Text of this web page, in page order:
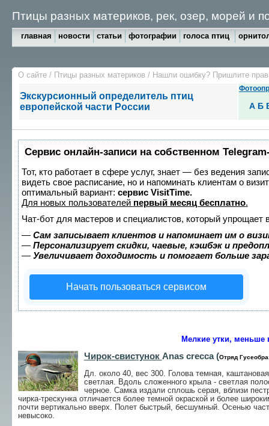
Птицы разных материков, рек, озер, морей и
главная новости статьи фотографии голоса птиц
О сайте / Птицы разных материков / Нашли ошибку? Пришлите
Экскурсионный определитель птиц
европейской части России
А Б
Сервис онлайн-записи на собственном
Тот, кто работает в сфере услуг, знает — без ведения
видеть свое расписание, но и напоминать клиентам о
оптимальный вариант: сервис VisitTime.
Для новых пользователей первый месяц бесплатно.
Чат-бот для мастеров и специалистов, который упрощает
— Сам записывает клиентов и напоминает им о
— Персонализирует скидки, чаевые, кэшбэк и
— Увеличивает доходимость и помогает больше
Начать пользоваться сервисом
Мелкие утки, меньше
Чирок-свистунок Anas crecca (Отряд
Дл. около 40, вес 300. Голова темная,
светлая. Вдоль сложенного крыла - светлая
черное. Самка издали сплошь серая, вблизи
чирка-трескунка отличается более темной окраской и более
почти вертикально вверх. Полет быстрый, бесшумный. Осенью
невысоко.